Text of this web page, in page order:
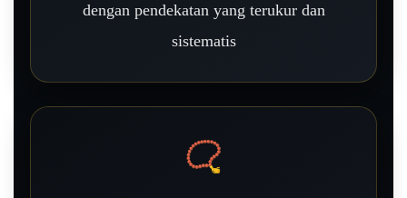
dengan pendekatan yang terukur dan
sistematis
📿